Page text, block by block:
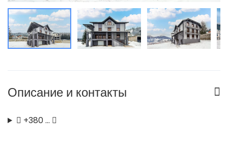
Описание и контакты
+380 …